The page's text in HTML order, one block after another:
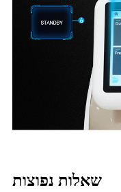
שאלות נפוצות